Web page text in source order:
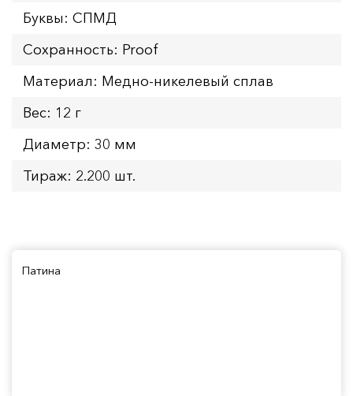
Буквы: СПМД
Сохранность: Proof
Материал: Медно-никелевый сплав
Вес: 12 г
Диаметр: 30 мм
Тираж: 2.200 шт.
Патина